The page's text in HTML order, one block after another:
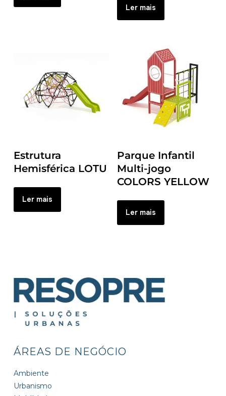
Ler mais
Estrutura
Hemisférica LOTU
Ler mais
Parque Infantil
Multi-jogo
COLORS YELLOW
Ler mais
ÁREAS DE NEGÓCIO
Ambiente
Urbanismo